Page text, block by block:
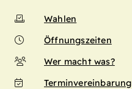
Wahlen
Öffnungszeiten
Wer macht was?
Terminvereinbarung